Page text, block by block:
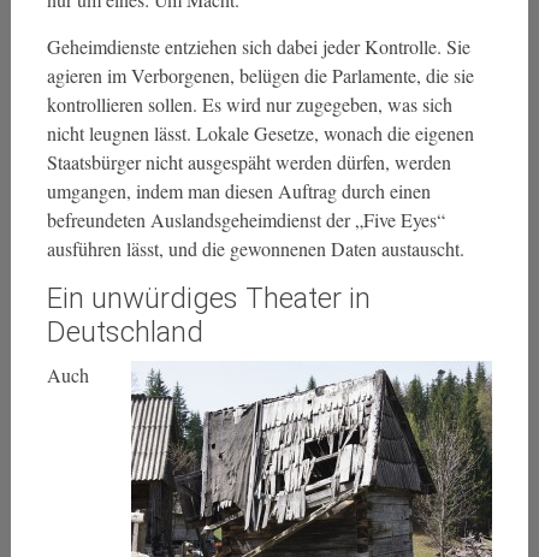
Geheimdienste entziehen sich dabei jeder Kontrolle. Sie
agieren im Verborgenen, belügen die Parlamente, die sie
kontrollieren sollen. Es wird nur zugegeben, was sich
nicht leugnen lässt. Lokale Gesetze, wonach die eigenen
Staatsbürger nicht ausgespäht werden dürfen, werden
umgangen, indem man diesen Auftrag durch einen
befreundeten Auslandsgeheimdienst der „Five Eyes“
ausführen lässt, und die gewonnenen Daten austauscht.
Ein unwürdiges Theater in
Deutschland
Auch